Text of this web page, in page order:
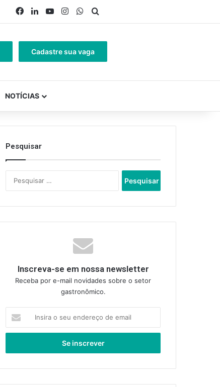
Facebook
LinkedinYouTubeInstagramWhatsApp
Cadastre sua vaga
NOTÍCIAS
Pesquisar
por:
Inscreva-se em nossa newsletter
Receba por e-mail novidades sobre o setor
gastronômico.
seu
de